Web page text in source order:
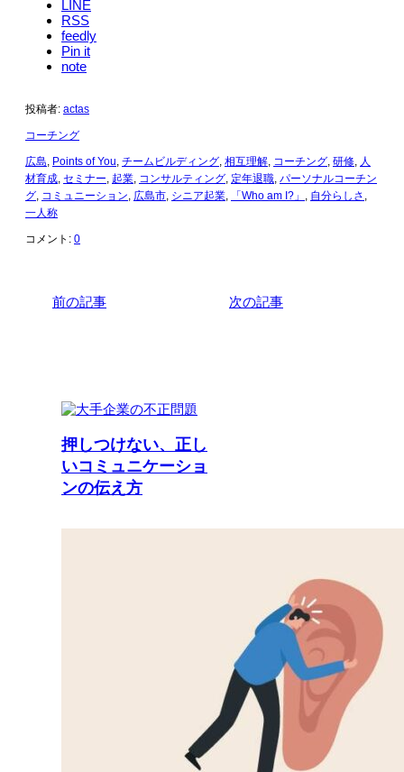
LINE
RSS
feedly
Pin it
note
投稿者: actas
コーチング
広島 Points of You チームビルディング 相互理解 コーチング 研修
人
材育成 セミナー 起業 コンサルティング 定年退職 パーソナルコーチン
グ コミュニーション 広島市 シニア起業 「Who am I?」 自分らしさ
一人称
コメント: 0
前の記事 次の記事
押しつけない、正し
いコミュニケーショ
ンの伝え方